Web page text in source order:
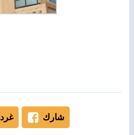
شارك غرد